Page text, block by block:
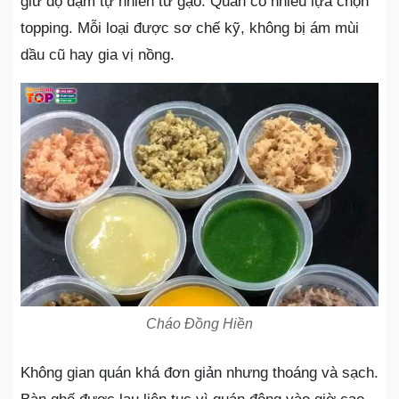
topping. Mỗi loại được sơ chế kỹ, không bị ám mùi
dầu cũ hay gia vị nồng.
Cháo Đồng Hiền
Không gian quán khá đơn giản nhưng thoáng và sạch.